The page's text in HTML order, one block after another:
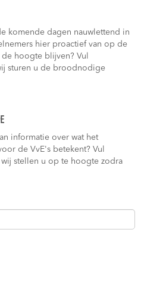
komende dagen nauwlettend in
hier proactief van op de
hoogte blijven? Vul
sturen u de broodnodige
informatie over wat het
de VvE's betekent? Vul
stellen u op te hoogte zodra